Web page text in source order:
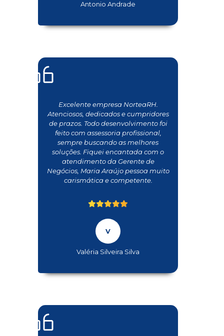
Antonio Andrade
Excelente empresa NorteaRH.
Atenciosos, dedicados e cumpridores
de prazos. Todo desenvolvimento foi
feito com assessoria profissional,
sempre buscando as melhores
soluções. Fiquei encantada com o
atendimento da Gerente de
Negócios, Maria Araújo pessoa muito
carismática e competente.
Valéria Silveira Silva